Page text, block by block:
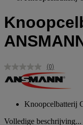
Geen
Dezelfde
(0)
Knoopcelbatterij
Volledige beschrijving...